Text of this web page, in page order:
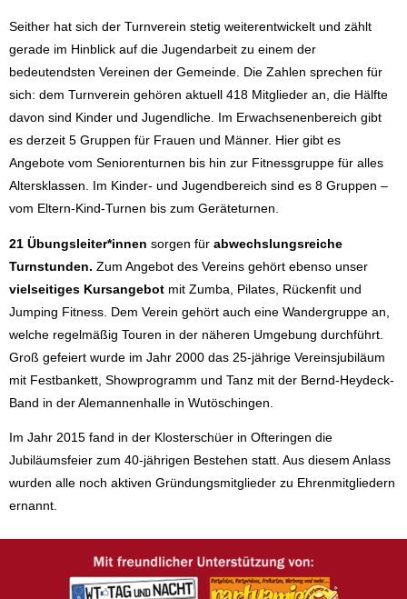
Seither hat sich der Turnverein stetig weiterentwickelt und zählt
gerade im Hinblick auf die Jugendarbeit zu einem der
bedeutendsten Vereinen der Gemeinde. Die Zahlen sprechen für
sich: dem Turnverein gehören aktuell 418 Mitglieder an, die Hälfte
davon sind Kinder und Jugendliche. Im Erwachsenenbereich gibt
es derzeit 5 Gruppen für Frauen und Männer. Hier gibt es
Angebote vom Seniorenturnen bis hin zur Fitnessgruppe für alles
Altersklassen. Im Kinder- und Jugendbereich sind es 8 Gruppen –
vom Eltern-Kind-Turnen bis zum Geräteturnen.
21 Übungsleiter*innen sorgen für abwechslungsreiche
Turnstunden. Zum Angebot des Vereins gehört ebenso unser
vielseitiges Kursangebot mit Zumba, Pilates, Rückenfit und
Jumping Fitness. Dem Verein gehört auch eine Wandergruppe an,
welche regelmäßig Touren in der näheren Umgebung durchführt.
Groß gefeiert wurde im Jahr 2000 das 25-jährige Vereinsjubiläum
mit Festbankett, Showprogramm und Tanz mit der Bernd-Heydeck-
Band in der Alemannenhalle in Wutöschingen.
Im Jahr 2015 fand in der Klosterschüer in Ofteringen die
Jubiläumsfeier zum 40-jährigen Bestehen statt. Aus diesem Anlass
wurden alle noch aktiven Gründungsmitglieder zu Ehrenmitgliedern
ernannt.